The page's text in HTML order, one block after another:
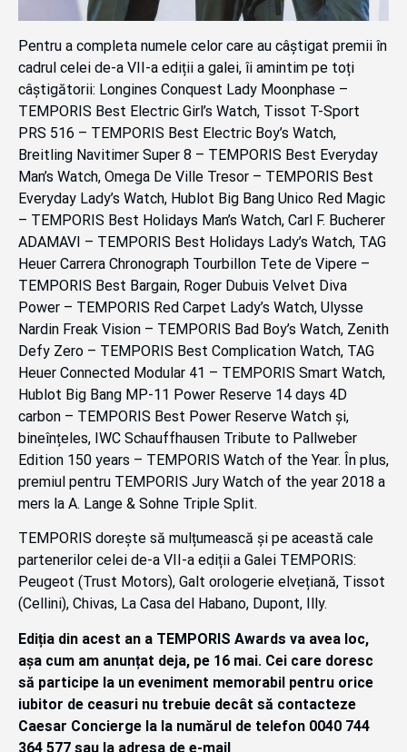
Pentru a completa numele celor care au câștigat premii în
cadrul celei de-a VII-a ediții a galei, îi amintim pe toți
câștigătorii: Longines Conquest Lady Moonphase –
TEMPORIS Best Electric Girl’s Watch, Tissot T-Sport
PRS 516 – TEMPORIS Best Electric Boy’s Watch,
Breitling Navitimer Super 8 – TEMPORIS Best Everyday
Man’s Watch, Omega De Ville Tresor – TEMPORIS Best
Everyday Lady’s Watch, Hublot Big Bang Unico Red Magic
– TEMPORIS Best Holidays Man’s Watch, Carl F. Bucherer
ADAMAVI – TEMPORIS Best Holidays Lady’s Watch, TAG
Heuer Carrera Chronograph Tourbillon Tete de Vipere –
TEMPORIS Best Bargain, Roger Dubuis Velvet Diva
Power – TEMPORIS Red Carpet Lady’s Watch, Ulysse
Nardin Freak Vision – TEMPORIS Bad Boy’s Watch, Zenith
Defy Zero – TEMPORIS Best Complication Watch, TAG
Heuer Connected Modular 41 – TEMPORIS Smart Watch,
Hublot Big Bang MP-11 Power Reserve 14 days 4D
carbon – TEMPORIS Best Power Reserve Watch și,
bineînțeles, IWC Schauffhausen Tribute to Pallweber
Edition 150 years – TEMPORIS Watch of the Year. În plus,
premiul pentru TEMPORIS Jury Watch of the year 2018 a
mers la A. Lange & Sohne Triple Split.
TEMPORIS dorește să mulțumească și pe această cale
partenerilor celei de-a VII-a ediții a Galei TEMPORIS:
Peugeot (Trust Motors), Galt orologerie elvețiană, Tissot
(Cellini), Chivas, La Casa del Habano, Dupont, Illy.
Ediția din acest an a TEMPORIS Awards va avea loc,
așa cum am anunțat deja, pe 16 mai. Cei care doresc
să participe la un eveniment memorabil pentru orice
iubitor de ceasuri nu trebuie decât să contacteze
Caesar Concierge la la numărul de telefon 0040 744
364 577 sau la adresa de e-mail